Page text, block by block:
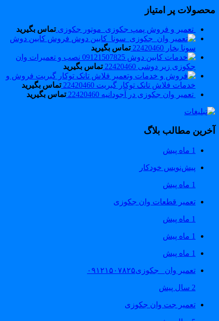
پر امتیاز
تعمیر و فروش پمپ جکوزی_موتور جکوزی تماس بگیرید
فروش کابین دوش
سونا بخار 22420460
تماس بگیرید
نصب و تعمیرات وان
جکوزی زیر دوشی 22420460
تماس بگیرید
فروش و
خدمات فلاش تانک توکار گبریت 22420460
تماس بگیرید
تعمیر وان جکوزی در آجودانیه 22420460
تماس بگیرید
مطالب بلاگ
1 ماه پیش
پیش‌نویس خودکار
تعمیر قطعات وان جکوزی
1 ماه پیش
1 ماه پیش
تعمیر وان _جکوزی۰۹۱۲۱۵۰۷۸۲۵
تعمیر جت وان جکوزی